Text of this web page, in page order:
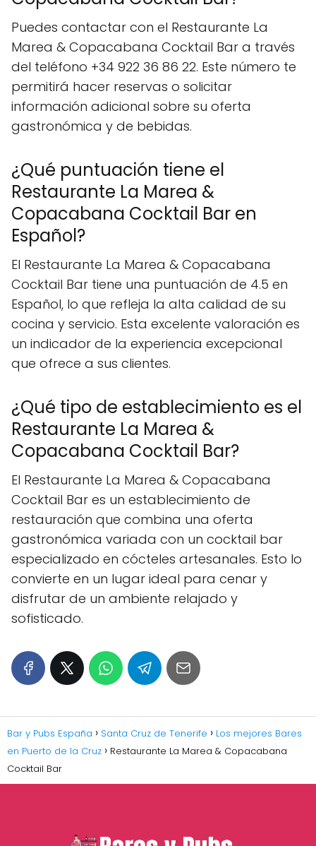
Puedes contactar con el Restaurante La
Marea & Copacabana Cocktail Bar a través
del teléfono +34 922 36 86 22. Este número te
permitirá hacer reservas o solicitar
información adicional sobre su oferta
gastronómica y de bebidas.
¿Qué puntuación tiene el
Restaurante La Marea &
Copacabana Cocktail Bar en
Español?
El Restaurante La Marea & Copacabana
Cocktail Bar tiene una puntuación de 4.5 en
Español, lo que refleja la alta calidad de su
cocina y servicio. Esta excelente valoración es
un indicador de la experiencia excepcional
que ofrece a sus clientes.
¿Qué tipo de establecimiento es el
Restaurante La Marea &
Copacabana Cocktail Bar?
El Restaurante La Marea & Copacabana
Cocktail Bar es un establecimiento de
restauración que combina una oferta
gastronómica variada con un cocktail bar
especializado en cócteles artesanales. Esto lo
convierte en un lugar ideal para cenar y
disfrutar de un ambiente relajado y
sofisticado.
Bar y Pubs España Santa Cruz de Tenerife
Los mejores Bares
en Puerto de la Cruz
Restaurante La Marea & Copacabana
Cocktail Bar